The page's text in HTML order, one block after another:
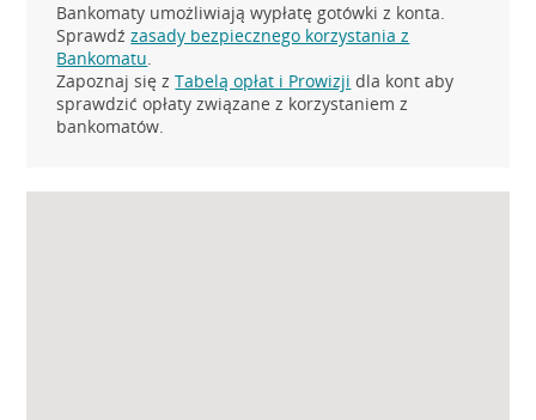
Bankomaty umożliwiają wypłatę gotówki z konta.
Sprawdźzasady bezpiecznego korzystania z
Bankomatu.
Zapoznaj się zTabelą opłat i Prowizji dla kont aby
sprawdzić opłaty związane z korzystaniem z
bankomatów.